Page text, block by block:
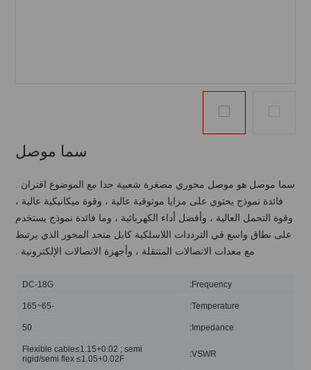
سما موصل
سما موصل هو موصل محوري مصغرة شعبية جدا مع الموضوع اقتران .
فائدة نموذج يحتوي على مزايا موثوقية عالية ، وقوة ميكانيكية عالية ،
وقوة التحمل العالية ، وأفضل أداء الكهربائية ، وما فائدة نموذج يستخدم
على نطاق واسع في الترددات اللاسلكية كابل متحد المحور الذي يرتبط
مع معدات الاتصالات المتنقلة ، وأجهزة الاتصالات الإلكترونية .
Frequency:
DC-18G
Temperature:
-65~165
Impedance:
50
VSWR:
Flexible cable≤1.15+0.02 ; semi
rigid/semi flex ≤1.05+0.02F